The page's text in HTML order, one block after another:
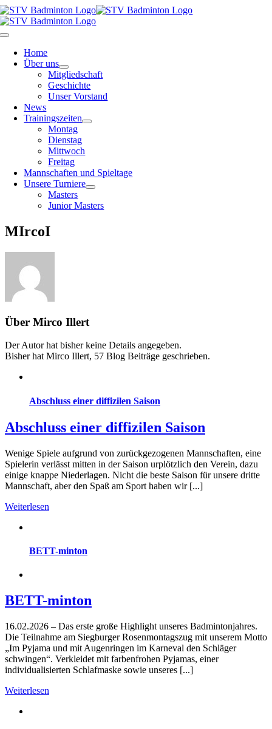
Zum
Inhalt
springen
Toggle
NavigationHome
Über uns
Mitgliedschaft
Geschichte
Unser Vorstand
News
Trainingszeiten
Montag
Dienstag
Mittwoch
Freitag
Mannschaften und Spieltage
Unsere Turniere
Masters
Junior Masters
MIrcoI
Über Mirco Illert
Der Autor hat bisher keine Details angegeben.
Bisher hat Mirco Illert, 57 Blog Beiträge geschrieben.
Abschluss einer diffizilen Saison
Abschluss einer diffizilen Saison
Wenige Spiele aufgrund von zurückgezogenen Mannschaften, eine
Spielerin verlässt mitten in der Saison urplötzlich den Verein, dazu
einige knappe Niederlagen. Nicht die beste Saison für unsere dritte
Mannschaft, aber den Spaß am Sport haben wir [...]
Weiterlesen
BETT-minton
BETT-minton
16.02.2026 – Das erste große Highlight unseres Badmintonjahres.
Die Teilnahme am Siegburger Rosenmontagszug mit unserem Motto
„Im Pyjama und mit Augenringen im Karneval den Schläger
schwingen“. Verkleidet mit farbenfrohen Pyjamas, einer
individualisierten Schlafmaske sowie unseres [...]
Weiterlesen